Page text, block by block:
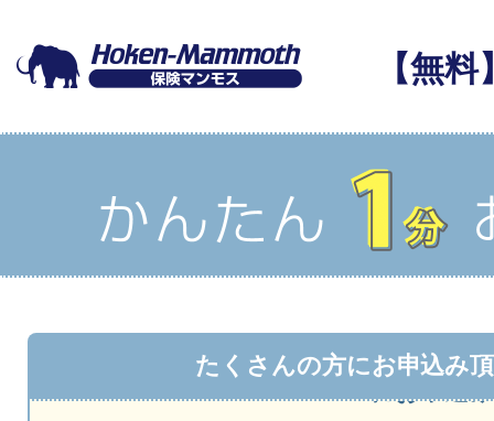
【無
たくさんの方にお申込み